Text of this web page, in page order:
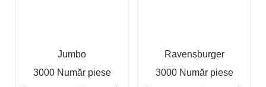
Jumbo
3000 Număr piese
Ravensburger
3000 Număr piese